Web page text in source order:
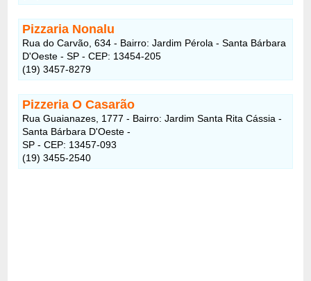
Pizzaria Nonalu
Rua do Carvão, 634 - Bairro: Jardim Pérola - Santa Bárbara
D'Oeste - SP - CEP: 13454-205
(19) 3457-8279
Pizzeria O Casarão
Rua Guaianazes, 1777 - Bairro: Jardim Santa Rita Cássia -
Santa Bárbara D'Oeste -
SP - CEP: 13457-093
(19) 3455-2540